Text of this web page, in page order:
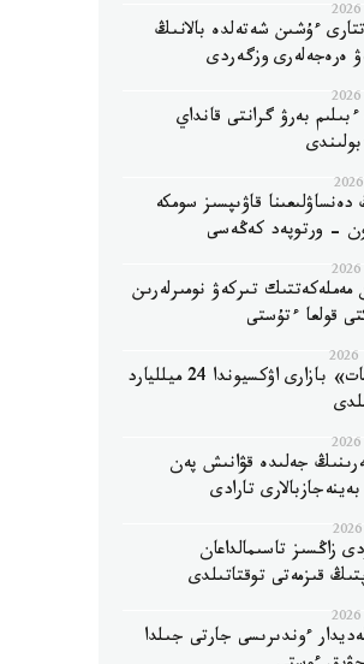
ءۇشىن شەتەلدە بالانىڭ
ەرەجەلەرى وزگەردى
بەرۋ گرانتى قانداي
دەنساۋلىعىنا قاۋىپسىز سومكە
- ورتوپەد كەڭەسى
مەملەكەتتىك تىركەۋ نومىرلەرىن
قولعا ءتۇستى
الماتىدا «بايسات» بازارى اۋكسيوندا 24 ميلليارد
جەلىدە قۋانىش پەن
تارادى
زاڭسىز تاسىمالداعان
قىزمەتى توقتاتىلدى
ءوندىرىسى جارتى جىلدا